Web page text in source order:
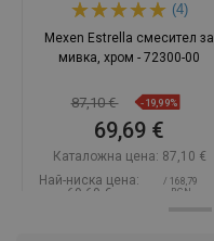
(4)
Mexen Estrella смесител за
мивка, хром - 72300-00
87,10 € -19,99%
69,69 €
Каталожна цена: 87,10 €
Най-ниска цена:
69,69 €
/ 168,79
BGN